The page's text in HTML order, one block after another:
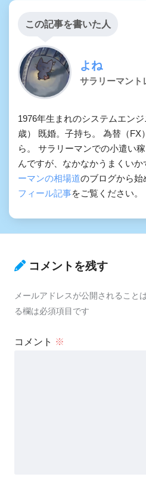
この記事を書いた人
よね
サラリーマント
1976年生まれのシステムエン
歳） 既婚。子持ち。 為替（FX
ら。 サラリーマンでの小遣い
んですが、なかなかうまくいか
ーマンの相場道のブログから始
フィール記事をご覧ください。
コメントを残す
メールアドレスが公開されること
る欄は必須項目です
コメント ※